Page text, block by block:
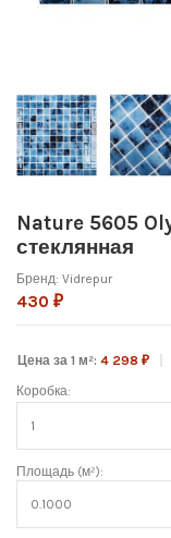
Nature 5605
стеклянная
Бренд: Vidrepur
430 ₽
Цена за 1 м²:4 298 ₽
Коробка:
Площадь (м²):